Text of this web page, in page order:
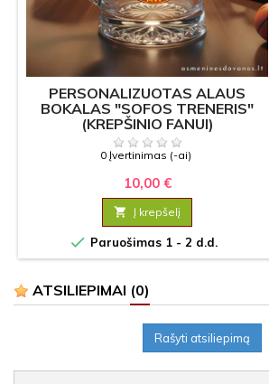
PERSONALIZUOTAS ALAUS
BOKALAS "SOFOS TRENERIS"
(KREPŠINIO FANUI)
0 Įvertinimas (-ai)
10,00 €
 Į krepšelį
 Paruošimas 1 - 2 d.d.
ATSILIEPIMAI (0)
Rašyti atsiliepimą